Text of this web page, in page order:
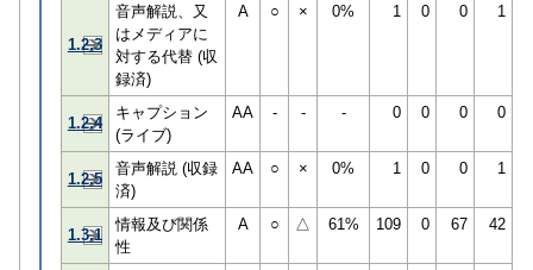
1.2.3
音声解説、又
はメディアに
対する代替 (収
録済)
A ○ × 0% 1 0 0 1
1.2.4
キャプション
(ライブ)
AA - - - 0 0 0 0
1.2.5
音声解説 (収録
済)
AA ○ × 0% 1 0 0 1
1.3.1
情報及び関係
性
A ○ △ 61% 109 0 67 42